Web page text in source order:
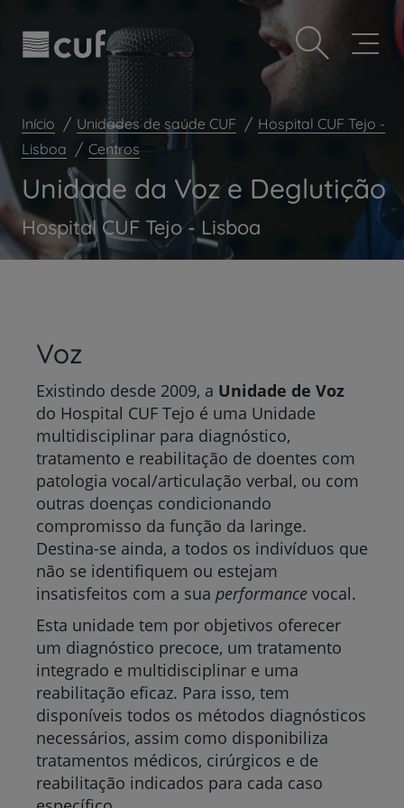
este
inclui
acessibilidade.
para
conteúdo
Prevenção e bem-estar
Grandes Áreas da Saúde
Serviços CUF
Plano +CUF
My CUF
Clientes e acompanhantes
CUF Academic Center
Para profissionais
Início Unidades de saúde CUF
Hospital CUF Tejo -
Lisboa
Centros
Unidade da Voz e Deglutição
Hospital CUF Tejo - Lisboa
Voz
Existindo desde 2009, a Unidade de Voz
do Hospital CUF Tejo é uma Unidade
multidisciplinar para diagnóstico,
tratamento e reabilitação de doentes com
patologia vocal/articulação verbal, ou com
outras doenças condicionando
compromisso da função da laringe.
Destina-se ainda, a todos os indivíduos que
não se identifiquem ou estejam
insatisfeitos com a sua performance vocal.
Esta unidade tem por objetivos oferecer
um diagnóstico precoce, um tratamento
integrado e multidisciplinar e uma
reabilitação eficaz. Para isso, tem
disponíveis todos os métodos diagnósticos
necessários, assim como disponibiliza
tratamentos médicos, cirúrgicos e de
reabilitação indicados para cada caso